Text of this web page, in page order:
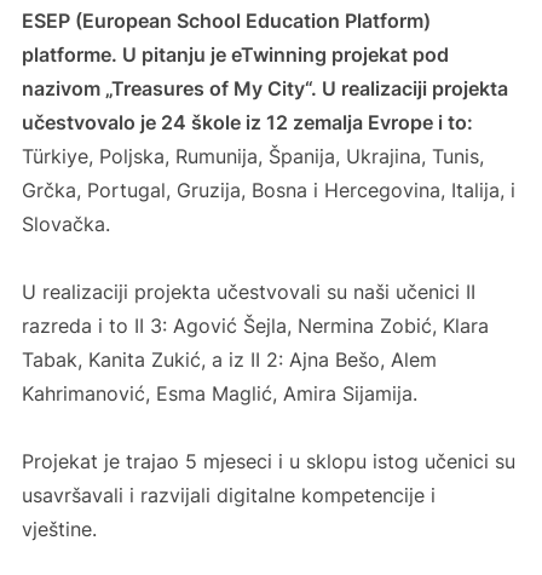
ESEP (European School Education Platform)
platforme. U pitanju je eTwinning projekat pod
nazivom „Treasures of My City“. U realizaciji projekta
učestvovalo je 24 škole iz 12 zemalja Evrope i to:
Türkiye, Poljska, Rumunija, Španija, Ukrajina, Tunis,
Grčka, Portugal, Gruzija, Bosna i Hercegovina, Italija, i
Slovačka.
U realizaciji projekta učestvovali su naši učenici II
razreda i to II 3: Agović Šejla, Nermina Zobić, Klara
Tabak, Kanita Zukić, a iz II 2: Ajna Bešo, Alem
Kahrimanović, Esma Maglić, Amira Sijamija.
Projekat je trajao 5 mjeseci i u sklopu istog učenici su
usavršavali i razvijali digitalne kompetencije i
vještine.